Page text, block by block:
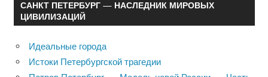
САНКТ ПЕТЕРБУРГ — НАСЛЕДНИК МИРОВЫХ
ЦИВИЛИЗАЦИЙ
Идеальные города
Истоки Петербургской трагедии